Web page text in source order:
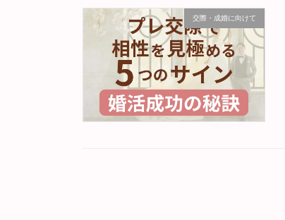
交際・成婚に向けて